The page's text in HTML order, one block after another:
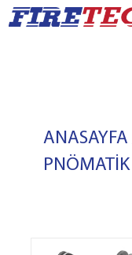
ANASAYFA
PNÖMATİK